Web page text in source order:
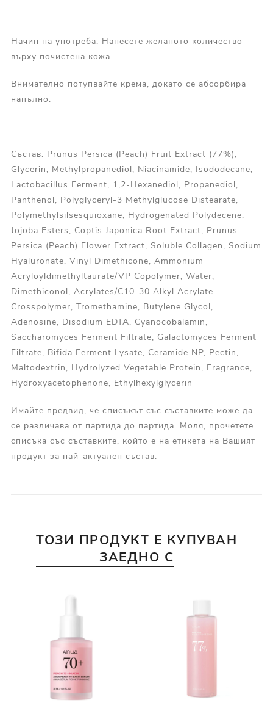
Начин на употреба: Нанесете желаното количество
върху почистена кожа.
Внимателно потупвайте крема, докато се абсорбира
напълно.
Състав: Prunus Persica (Peach) Fruit Extract (77%),
Glycerin, Methylpropanediol, Niacinamide, Isododecane,
Lactobacillus Ferment, 1,2-Hexanediol, Propanediol,
Panthenol, Polyglyceryl-3 Methylglucose Distearate,
Polymethylsilsesquioxane, Hydrogenated Polydecene,
Jojoba Esters, Coptis Japonica Root Extract, Prunus
Persica (Peach) Flower Extract, Soluble Collagen, Sodium
Hyaluronate, Vinyl Dimethicone, Ammonium
Acryloyldimethyltaurate/VP Copolymer, Water,
Dimethiconol, Acrylates/C10-30 Alkyl Acrylate
Crosspolymer, Tromethamine, Butylene Glycol,
Adenosine, Disodium EDTA, Cyanocobalamin,
Saccharomyces Ferment Filtrate, Galactomyces Ferment
Filtrate, Bifida Ferment Lysate, Ceramide NP, Pectin,
Maltodextrin, Hydrolyzed Vegetable Protein, Fragrance,
Hydroxyacetophenone, Ethylhexylglycerin
Имайте предвид, че списъкът със съставките може да
се различава от партида до партида. Моля, прочетете
списъка със съставките, който е на етикета на Вашият
продукт за най-актуален състав.
ТОЗИ ПРОДУКТ Е КУПУВАН
ЗАЕДНО С